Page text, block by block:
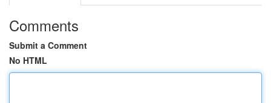
Comments
Submit a Comment
No HTML